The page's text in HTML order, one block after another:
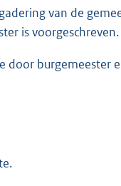
van de
is voorgeschreven.
door burgemeester